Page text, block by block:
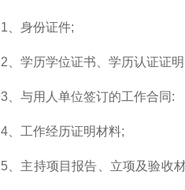
1、身份证件;
2、学历学位证书、学历认证证
3、与用人单位签订的工作合同:
4、工作经历证明材料;
5、主持项目报告、立项及验收